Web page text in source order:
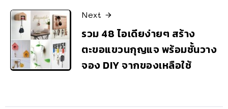
Next
รวม 48 ไอเดียง่ายๆ สร้าง
ตะขอแขวนกุญแจ พร้อมชั้นวาง
จอง DIY จากของเหลือใช้